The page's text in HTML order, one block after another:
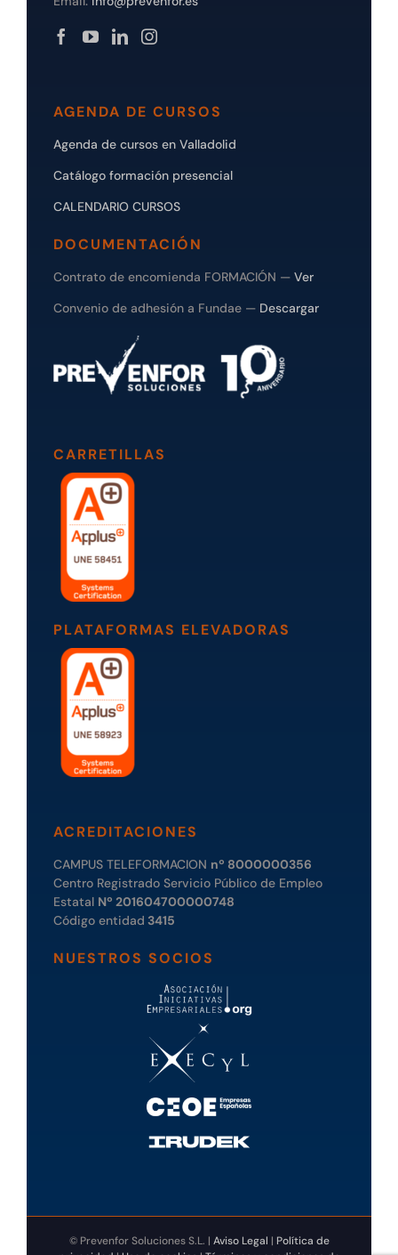
AGENDA DE CURSOS
Agenda de cursos en Valladolid
Catálogo formación presencial
CALENDARIO CURSOS
DOCUMENTACIÓN
Contrato de encomienda FORMACIÓN — Ver
Convenio de adhesión a Fundae — Descargar
CARRETILLAS
PLATAFORMAS ELEVADORAS
ACREDITACIONES
CAMPUS TELEFORMACION nº 8000000356
Centro Registrado Servicio Público de Empleo
Estatal Nº 201604700000748
Código entidad 3415
NUESTROS SOCIOS
© Prevenfor Soluciones S.L. | Aviso Legal | Política de